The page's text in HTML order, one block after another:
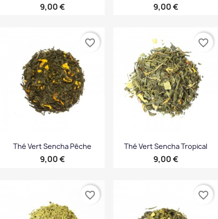
Prix
9,00 € Prix
9,00 €
Thé Vert Sencha Pêche
Prix
9,00 €
favorite_border
Thé Vert Sencha Tropical
Prix
9,00 €
favorite_border
favorite_border favorite_border